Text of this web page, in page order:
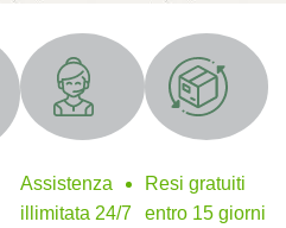
Supporto 24/7
Assistenza
illimitata 24/7
Resi gratuiti
Resi gratuiti
entro 15 giorni